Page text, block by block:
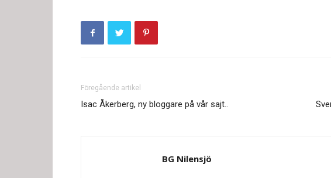
Föregående artikel
Isac Åkerberg, ny bloggare på vår sajt..
BG Nilensjö